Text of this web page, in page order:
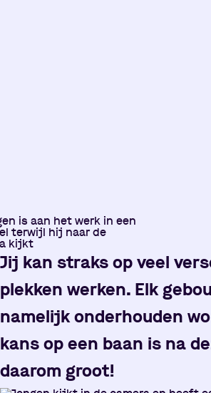
Jij kan straks op veel
plekken werken. Elk
namelijk onderhouden
kans op een baan is na
daarom groot!